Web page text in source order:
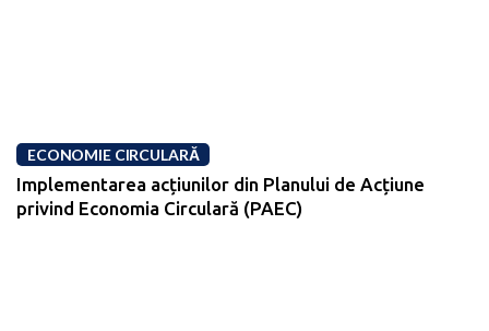
ECONOMIE CIRCULARĂ
Implementarea acțiunilor din Planului de Acțiune
privind Economia Circulară (PAEC)